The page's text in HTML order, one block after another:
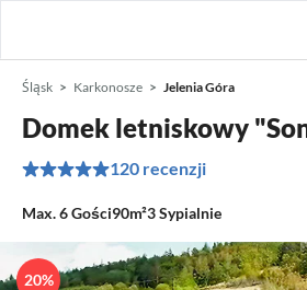
Śląsk Karkonosze Jelenia Góra
Domek letniskowy
120 recenzji
Max.6Gości90m²3Sypialnie
20%